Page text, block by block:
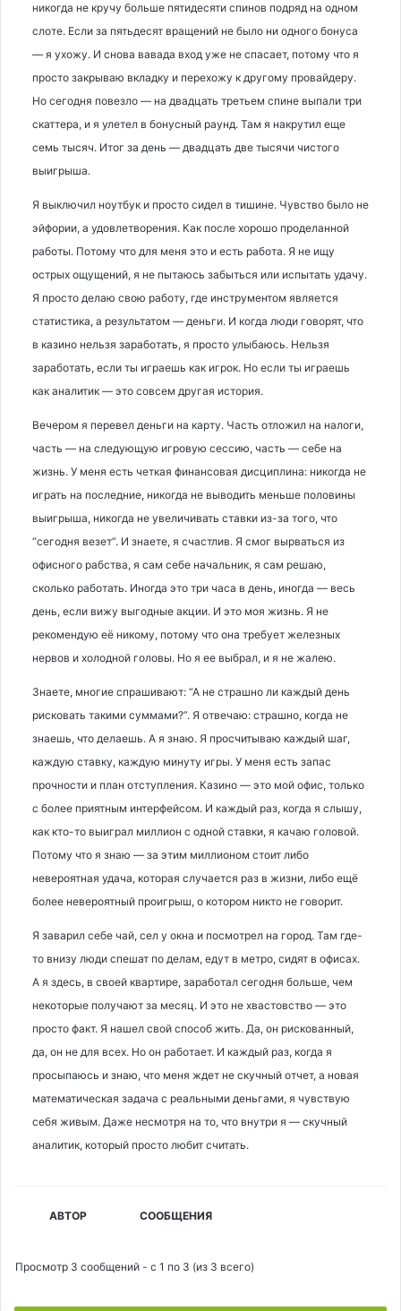
никогда не кручу больше пятидесяти спинов подряд на одном
слоте. Если за пятьдесят вращений не было ни одного бонуса
— я ухожу. И снова вавада вход уже не спасает, потому что я
просто закрываю вкладку и перехожу к другому провайдеру.
Но сегодня повезло — на двадцать третьем спине выпали три
скаттера, и я улетел в бонусный раунд. Там я накрутил еще
семь тысяч. Итог за день — двадцать две тысячи чистого
выигрыша.
Я выключил ноутбук и просто сидел в тишине. Чувство было не
эйфории, а удовлетворения. Как после хорошо проделанной
работы. Потому что для меня это и есть работа. Я не ищу
острых ощущений, я не пытаюсь забыться или испытать удачу.
Я просто делаю свою работу, где инструментом является
статистика, а результатом — деньги. И когда люди говорят, что
в казино нельзя заработать, я просто улыбаюсь. Нельзя
заработать, если ты играешь как игрок. Но если ты играешь
как аналитик — это совсем другая история.
Вечером я перевел деньги на карту. Часть отложил на налоги,
часть — на следующую игровую сессию, часть — себе на
жизнь. У меня есть четкая финансовая дисциплина: никогда не
играть на последние, никогда не выводить меньше половины
выигрыша, никогда не увеличивать ставки из-за того, что
“сегодня везет”. И знаете, я счастлив. Я смог вырваться из
офисного рабства, я сам себе начальник, я сам решаю,
сколько работать. Иногда это три часа в день, иногда — весь
день, если вижу выгодные акции. И это моя жизнь. Я не
рекомендую её никому, потому что она требует железных
нервов и холодной головы. Но я ее выбрал, и я не жалею.
Знаете, многие спрашивают: “А не страшно ли каждый день
рисковать такими суммами?”. Я отвечаю: страшно, когда не
знаешь, что делаешь. А я знаю. Я просчитываю каждый шаг,
каждую ставку, каждую минуту игры. У меня есть запас
прочности и план отступления. Казино — это мой офис, только
с более приятным интерфейсом. И каждый раз, когда я слышу,
как кто-то выиграл миллион с одной ставки, я качаю головой.
Потому что я знаю — за этим миллионом стоит либо
невероятная удача, которая случается раз в жизни, либо ещё
более невероятный проигрыш, о котором никто не говорит.
Я заварил себе чай, сел у окна и посмотрел на город. Там где-
то внизу люди спешат по делам, едут в метро, сидят в офисах.
А я здесь, в своей квартире, заработал сегодня больше, чем
некоторые получают за месяц. И это не хвастовство — это
просто факт. Я нашел свой способ жить. Да, он рискованный,
да, он не для всех. Но он работает. И каждый раз, когда я
просыпаюсь и знаю, что меня ждет не скучный отчет, а новая
математическая задача с реальными деньгами, я чувствую
себя живым. Даже несмотря на то, что внутри я — скучный
аналитик, который просто любит считать.
АВТОР СООБЩЕНИЯ
Просмотр 3 сообщений - с 1 по 3 (из 3 всего)